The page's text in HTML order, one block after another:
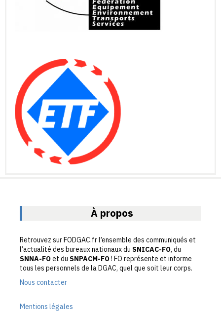
À propos
Retrouvez sur FODGAC.fr l’ensemble des communiqués et
l’actualité des bureaux nationaux du SNICAC-FO, du
SNNA-FOet du SNPACM-FO! FO représente et informe
tous les personnels de la DGAC, quel que soit leur corps.
Nous contacter
Mentions légales